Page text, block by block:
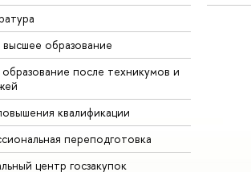
образование
после техникумов и
квалификации
переподготовка
центр госзакупок